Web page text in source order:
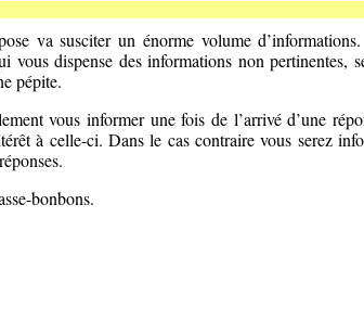
va susciter un énorme volume
dispense des informations non pertinentes,
pépite.
vous informer une fois de l’arrivé d’une
à celle-ci. Dans le cas contraire vous serez
bonbons.